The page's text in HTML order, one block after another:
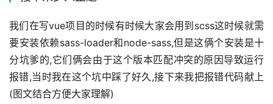
我们在写vue项目的时候有时候大家会用到scss这时候就需
要安装依赖sass-loader和node-sass,但是这俩个安装是十
分坑爹的,它们俩会由于这个版本匹配冲突的原因导致运行
报错,当时我在这个坑中踩了好久,接下来我把报错代码献上
(图文结合方便大家理解)